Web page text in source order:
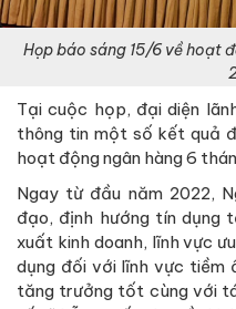
Họp báo sáng 15/6 về hoạt
Tại cuộc họp, đại diện
thông tin một số kết quả
hoạt động ngân hàng 6
Ngay từ đầu năm 2022,
đạo, định hướng tín dụng
xuất kinh doanh, lĩnh vực
dụng đối với lĩnh vực tiềm
tăng trưởng tốt cùng với